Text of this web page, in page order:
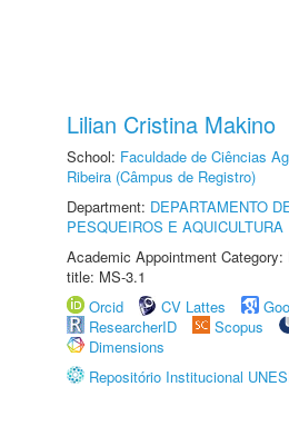
Lilian Cristina Makino
School: Faculdade de Ciências
Ribeira (Câmpus de Registro)
Department: DEPARTAMENTO
PESQUEIROS E AQUICULTURA
Academic Appointment
title: MS-3.1
Orcid
CV Lattes
ResearcherID
Scopus
Dimensions
Repositório Institucional